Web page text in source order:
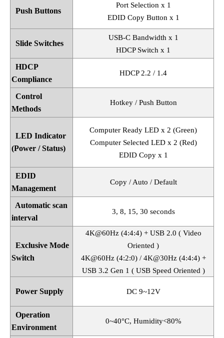
Push Buttons
Port Selection x 1
EDID Copy Button x 1
Slide Switches
USB-C Bandwidth x 1
HDCP Switch x 1
HDCP
Compliance
HDCP 2.2 / 1.4
Control
Methods
Hotkey / Push Button
LED Indicator
(Power / Status)
Computer Ready LED x 2 (Green)
Computer Selected LED x 2 (Red)
EDID Copy x 1
EDID
Management
Copy / Auto / Default
Automatic scan
interval
3, 8, 15, 30 seconds
Exclusive Mode
Switch
4K@60Hz (4:4:4) + USB 2.0 ( Video
Oriented )
4K@60Hz (4:2:0) / 4K@30Hz (4:4:4) +
USB 3.2 Gen 1 ( USB Speed Oriented )
Power Supply DC 9~12V
Operation
Environment
0~40°C, Humidity<80%